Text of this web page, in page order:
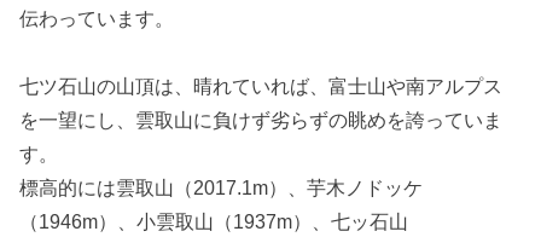
伝わっています。
七ツ石山の山頂は、晴れていれば、富士山や南アルプス
を一望にし、雲取山に負けず劣らずの眺めを誇っていま
す。
標高的には雲取山（2017.1m）、芋木ノドッケ
（1946m）、小雲取山（1937m）、七ッ石山